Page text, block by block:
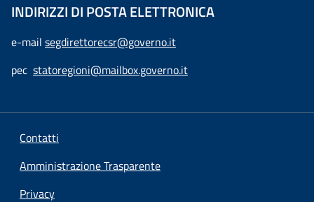
INDIRIZZI DI POSTA ELETTRONICA
e-mail segdirettorecsr@governo.it
pec statoregioni@mailbox.governo.it
Contatti
Amministrazione Trasparente
Privacy